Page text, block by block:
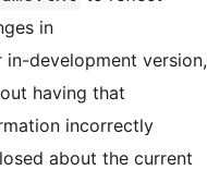
in
in-development version,
having that
incorrectly
about the current